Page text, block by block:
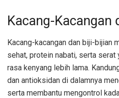
Kacang-Kacangan
Kacang-kacangan dan biji-bijian
sehat, protein nabati, serta serat
rasa kenyang lebih lama.
dan antioksidan di dalamnya
serta membantu mengontrol